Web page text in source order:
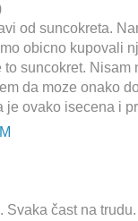
od suncokreta.
obicno kupovali
suncokret. Nisam
da moze onako
je ovako isecena i
Svaka čast na trudu.